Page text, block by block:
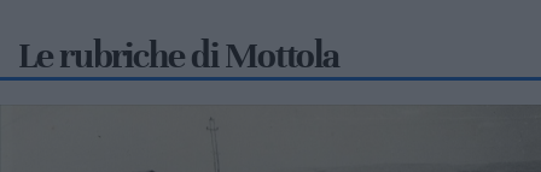
Le rubriche di Mottola